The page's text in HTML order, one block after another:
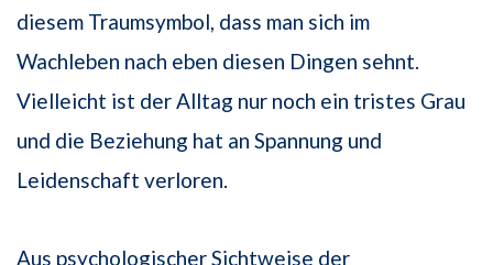
diesem Traumsymbol, dass man sich im
Wachleben nach eben diesen Dingen sehnt.
Vielleicht ist der Alltag nur noch ein tristes Grau
und die Beziehung hat an Spannung und
Leidenschaft verloren.
Aus psychologischer Sichtweise der